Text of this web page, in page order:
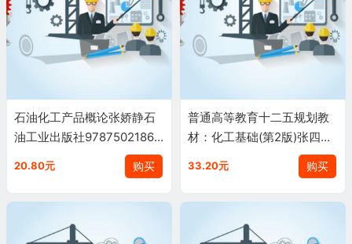
石油化工产品概论张娇静石
油工业出版社97875021865
20.80元 购买
普通高等教育十二五规划教
材：化工基础(第2版)张四方,
33.20元 购买